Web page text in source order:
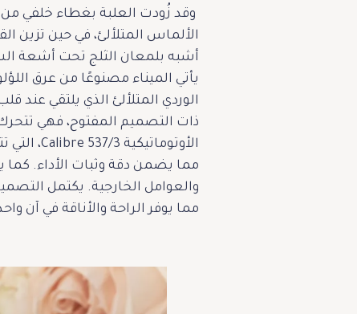
وقد زُودت العلبة بغطاء خلفي من
الألماس المتلألئ، في حين تزين
أشبه بلمعان الثلج تحت أشعة
يأتي الميناء مصنوعًا من عرق
ذات التصميم المفتوح، فهي
مما يضمن دقة وثبات الأداء. كما
مما يوفر الراحة والأناقة في آن واحد. وتتمتع الساعة